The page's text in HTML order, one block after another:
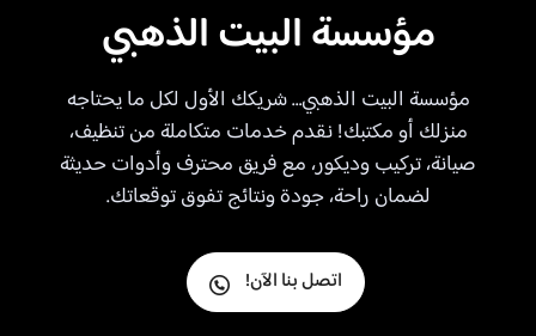
مؤسسة البيت الذهبي
مؤسسة البيت الذهبي… شريكك الأول لكل ما يحتاجه
منزلك أو مكتبك! نقدم خدمات متكاملة من تنظيف،
صيانة، تركيب وديكور، مع فريق محترف وأدوات حديثة
لضمان راحة، جودة ونتائج تفوق توقعاتك.
اتصل بنا الآن!